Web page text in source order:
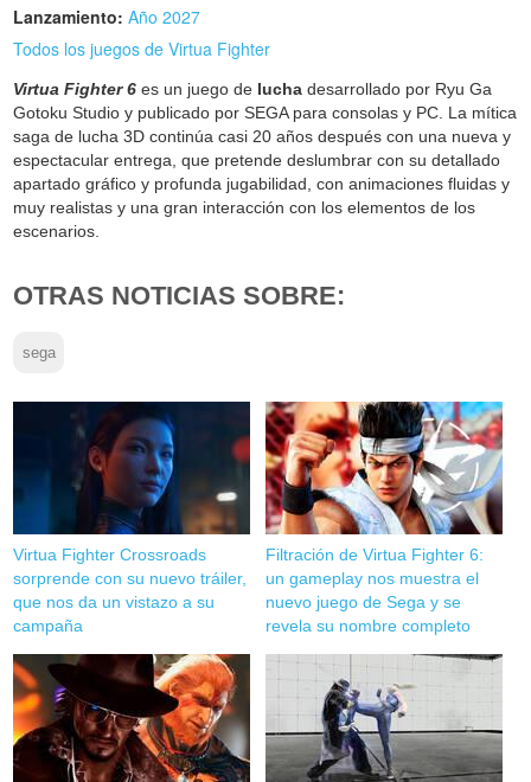
Lanzamiento: Año 2027
Todos los juegos de Virtua Fighter
Virtua Fighter 6 es un juego de lucha desarrollado por Ryu Ga
Gotoku Studio y publicado por SEGA para consolas y PC. La mítica
saga de lucha 3D continúa casi 20 años después con una nueva y
espectacular entrega, que pretende deslumbrar con su detallado
apartado gráfico y profunda jugabilidad, con animaciones fluidas y
muy realistas y una gran interacción con los elementos de los
escenarios.
OTRAS NOTICIAS SOBRE:
sega
Virtua Fighter Crossroads
sorprende con su nuevo tráiler,
que nos da un vistazo a su
campaña
Filtración de Virtua Fighter 6:
un gameplay nos muestra el
nuevo juego de Sega y se
revela su nombre completo